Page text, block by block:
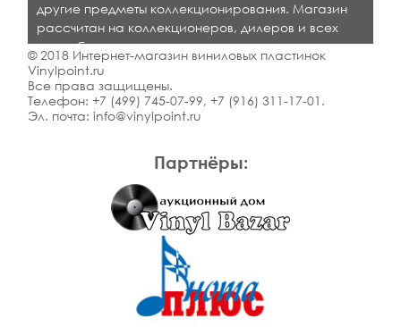
Партнёры:
другие предметы коллекционирования. Магазин
рассчитан на коллекционеров, дилеров и всех
кто любит качественную музыку.
© 2018 Интернет-магазин виниловых пластинок
Vinylpoint.ru
Все права защищены.
Телефон: +7 (499) 745-07-99, +7 (916) 311-17-01 .
Эл. почта: info@vinylpoint.ru